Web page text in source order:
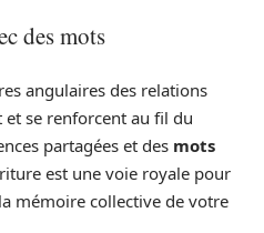
des mots
angulaires des relations
se renforcent au fil du
partagées et des mots
est une voie royale pour
mémoire collective de votre